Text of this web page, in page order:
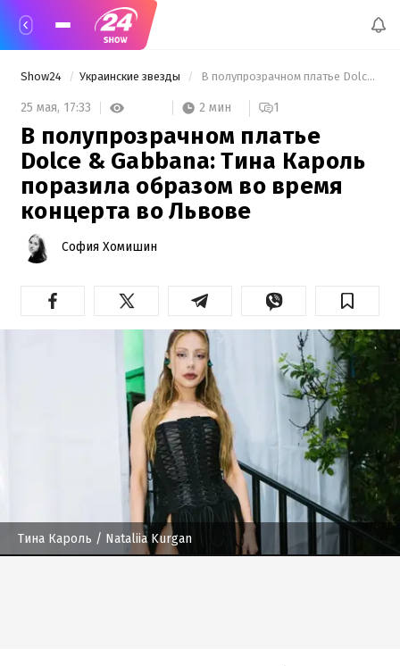
Show24 Украинские звезды В полупрозрачном платье Dolce & Gabbana: Тина Кароль поразила образом во время концерта во Львове
25 мая, 17:33 2 мин 1
В полупрозрачном платье
Dolce & Gabbana: Тина Кароль
поразила образом во время
концерта во Львове
София Хомишин
Тина Кароль / Nataliia Kurgan